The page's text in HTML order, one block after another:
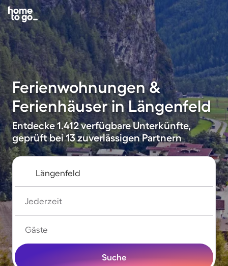
Ferienwohnungen &
Ferienhäuser in Längenfeld
Entdecke 1.412 verfügbare Unterkünfte,
geprüft bei 13 zuverlässigen Partnern
Jederzeit
Gäste
Suche